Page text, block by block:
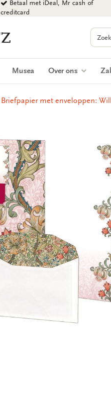
Betaal met iDeal, Mr cash of
creditcard
Zoeken
Musea Over ons
Briefpapier met enveloppen: